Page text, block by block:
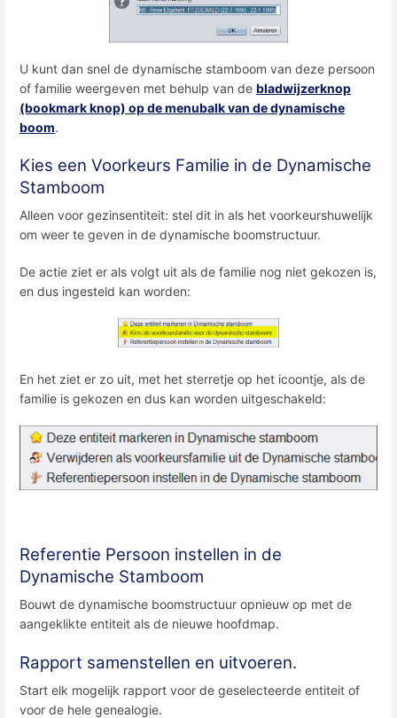
U kunt dan snel de dynamische stamboom van deze persoon
of familie weergeven met behulp van de bladwijzerknop
(bookmark knop) op de menubalk van de dynamische
boom.
Kies een Voorkeurs Familie in de Dynamische
Stamboom
Alleen voor gezinsentiteit: stel dit in als het voorkeurshuwelijk
om weer te geven in de dynamische boomstructuur.
De actie ziet er als volgt uit als de familie nog niet gekozen is,
en dus ingesteld kan worden:
En het ziet er zo uit, met het sterretje op het icoontje, als de
familie is gekozen en dus kan worden uitgeschakeld:
Referentie Persoon instellen in de
Dynamische Stamboom
Bouwt de dynamische boomstructuur opnieuw op met de
aangeklikte entiteit als de nieuwe hoofdmap.
Rapport samenstellen en uitvoeren.
Start elk mogelijk rapport voor de geselecteerde entiteit of
voor de hele genealogie.